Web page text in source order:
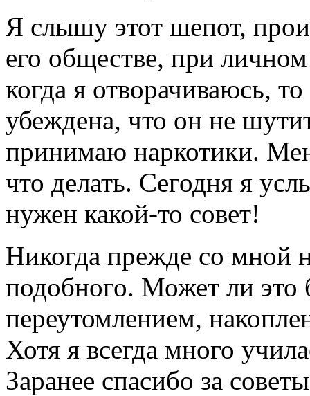
Я слышу этот шепот,
его обществе, при
когда я отворачиваюсь,
убеждена, что он не
принимаю наркотики.
что делать. Сегодня я
нужен какой-то совет!
Никогда прежде со мной
подобного. Может ли это
переутомлением,
Хотя я всегда много
Заранее спасибо за